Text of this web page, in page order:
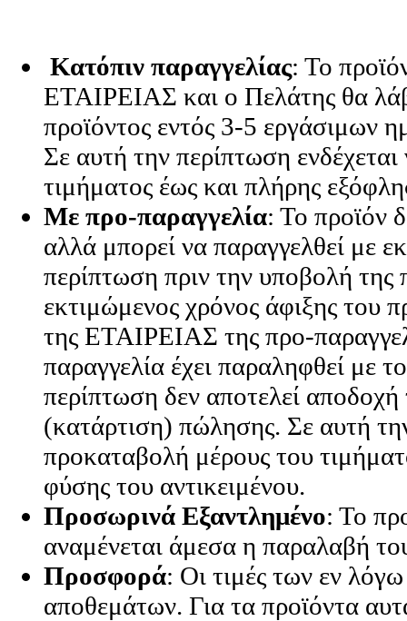
Κατόπιν παραγγελίας: Το
ΕΤΑΙΡΕΙΑΣ και ο Πελάτης θα
προϊόντος εντός 3-5 εργάσιμων
Σε αυτή την περίπτωση
τιμήματος έως και πλήρης
Με προ-παραγγελία: Το προϊόν
αλλά μπορεί να παραγγελθεί με
περίπτωση πριν την υποβολή της
εκτιμώμενος χρόνος άφιξης του
της ΕΤΑΙΡΕΙΑΣ της προ-
παραγγελία έχει παραληφθεί με
περίπτωση δεν αποτελεί
(κατάρτιση) πώλησης. Σε αυτή
προκαταβολή μέρους του
φύσης του αντικειμένου.
Προσωρινά Εξαντλημένο: Το
αναμένεται άμεσα η παραλαβή
Προσφορά: Οι τιμές των εν
αποθεμάτων. Για τα προϊόντα